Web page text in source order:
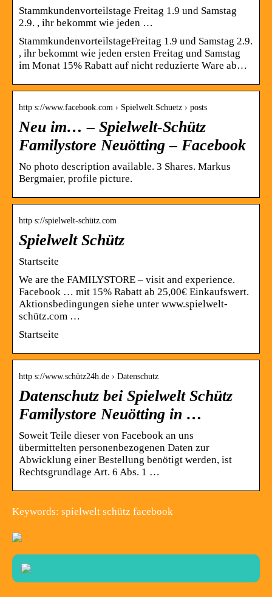
Stammkundenvorteilstage Freitag 1.9 und Samstag
2.9. , ihr bekommt wie jeden …
StammkundenvorteilstageFreitag 1.9 und Samstag 2.9.
, ihr bekommt wie jeden ersten Freitag und Samstag
im Monat 15% Rabatt auf nicht reduzierte Ware ab…
http s://www.facebook.com › Spielwelt.Schuetz › posts
Neu im… – Spielwelt-Schütz
Familystore Neuötting – Facebook
No photo description available. 3 Shares. Markus
Bergmaier, profile picture.
http s://spielwelt-schütz.com
Spielwelt Schütz
Startseite
We are the FAMILYSTORE – visit and experience.
Facebook … mit 15% Rabatt ab 25,00€ Einkaufswert.
Aktionsbedingungen siehe unter www.spielwelt-
schütz.com …
Startseite
http s://www.schütz24h.de › Datenschutz
Datenschutz bei Spielwelt Schütz
Familystore Neuötting in …
Soweit Teile dieser von Facebook an uns
übermittelten personenbezogenen Daten zur
Abwicklung einer Bestellung benötigt werden, ist
Rechtsgrundlage Art. 6 Abs. 1 …
Keywords: spielwelt schütz facebook